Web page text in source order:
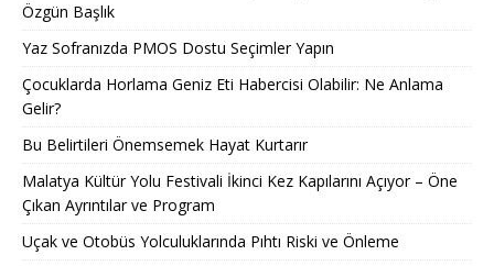
Özgün Başlık
Yaz Sofranızda PMOS Dostu Seçimler Yapın
Çocuklarda Horlama Geniz Eti Habercisi Olabilir: Ne Anlama
Gelir?
Bu Belirtileri Önemsemek Hayat Kurtarır
Malatya Kültür Yolu Festivali İkinci Kez Kapılarını Açıyor – Öne
Çıkan Ayrıntılar ve Program
Uçak ve Otobüs Yolculuklarında Pıhtı Riski ve Önleme